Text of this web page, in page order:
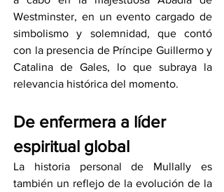
Westminster, en un evento cargado de
simbolismo y solemnidad, que contó
con la presencia de Príncipe Guillermo y
Catalina de Gales, lo que subraya la
relevancia histórica del momento.
De enfermera a líder
espiritual global
La historia personal de Mullally es
también un reflejo de la evolución de la